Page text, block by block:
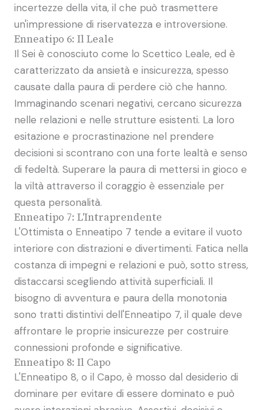
incertezze della vita, il che può trasmettere
un'impressione di riservatezza e introversione.
Enneatipo 6: Il Leale
Il Sei è conosciuto come lo Scettico Leale, ed è
caratterizzato da ansietà e insicurezza, spesso
causate dalla paura di perdere ciò che hanno.
Immaginando scenari negativi, cercano sicurezza
nelle relazioni e nelle strutture esistenti. La loro
esitazione e procrastinazione nel prendere
decisioni si scontrano con una forte lealtà e senso
di fedeltà. Superare la paura di mettersi in gioco e
la viltà attraverso il coraggio è essenziale per
questa personalità.
Enneatipo 7: L'Intraprendente
L'Ottimista o Enneatipo 7 tende a evitare il vuoto
interiore con distrazioni e divertimenti. Fatica nella
costanza di impegni e relazioni e può, sotto stress,
distaccarsi scegliendo attività superficiali. Il
bisogno di avventura e paura della monotonia
sono tratti distintivi dell'Enneatipo 7, il quale deve
affrontare le proprie insicurezze per costruire
connessioni profonde e significative.
Enneatipo 8: Il Capo
L'Enneatipo 8, o il Capo, è mosso dal desiderio di
dominare per evitare di essere dominato e può